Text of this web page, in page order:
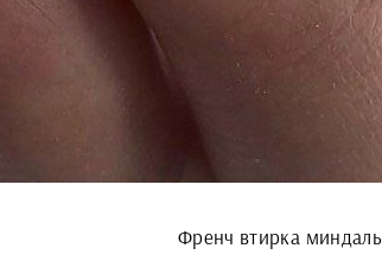
Френч втирка миндаль